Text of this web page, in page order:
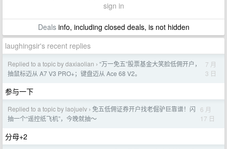
sign in
Dealsinfo, including closed deals, is not hidden
laughingsir's recent replies
Replied to a topic by daxiaolian › “万一免五”股票基金大笑脸低佣开户，
抽鼠标迈从 A7 V3 PRO+；键盘迈从 Ace 68 V2。
7 月
3 日
参与一下
Replied to a topic by laojuelv › 免五低佣证券开户找老倔驴巨靠谱！闪
抽一个“遥控纸飞机”，今晚就抽～
6 月
17 日
分母+2